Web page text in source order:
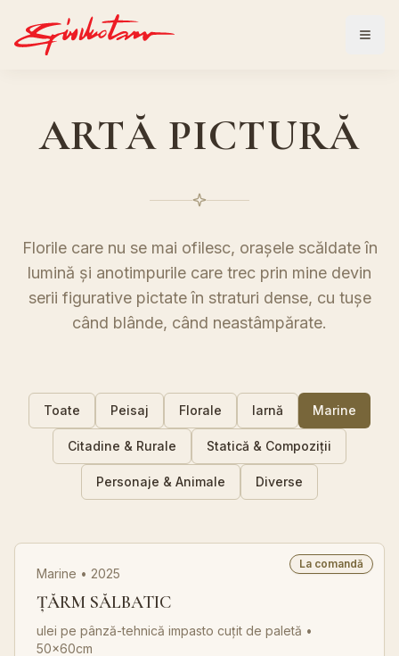
ARTĂ PICTURĂ
Florile care nu se mai ofilesc, orașele scăldate în
lumină și anotimpurile care trec prin mine devin
serii figurative pictate în straturi dense, cu tușe
când blânde, când neastâmpărate.
Toate Peisaj Florale Iarnă Marine
Citadine & Rurale Statică & Compoziții
Personaje & Animale Diverse
La comandă
Marine • 2025
ȚĂRM SĂLBATIC
ulei pe pânză-tehnică impasto cuțit de paletă •
50x60cm